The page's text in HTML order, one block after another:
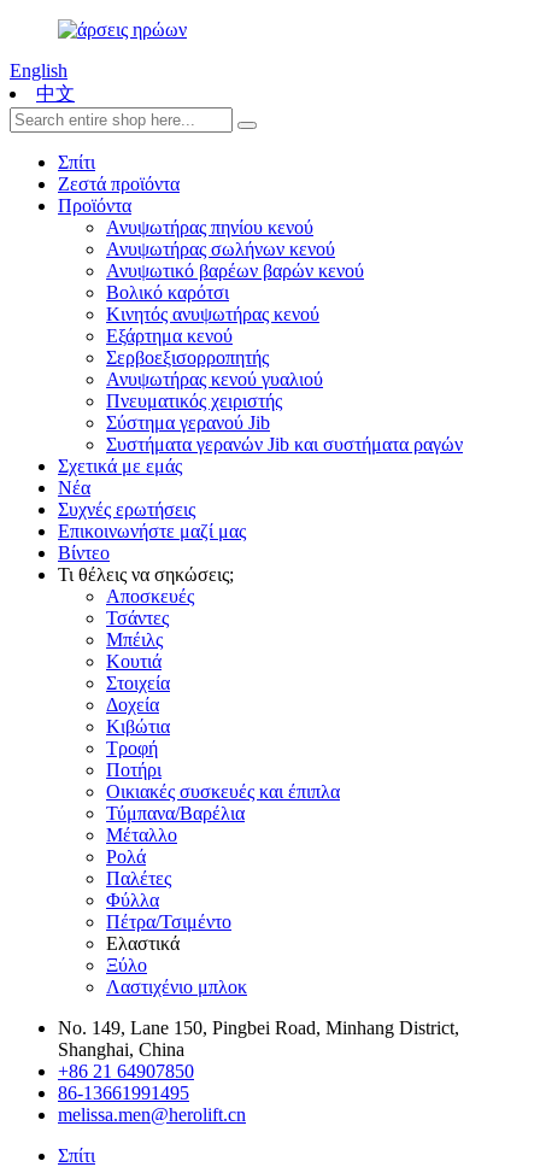
English
中文
Σπίτι
Ζεστά προϊόντα
Προϊόντα
Ανυψωτήρας πηνίου κενού
Ανυψωτήρας σωλήνων κενού
Ανυψωτικό βαρέων βαρών κενού
Βολικό καρότσι
Κινητός ανυψωτήρας κενού
Εξάρτημα κενού
Σερβοεξισορροπητής
Ανυψωτήρας κενού γυαλιού
Πνευματικός χειριστής
Σύστημα γερανού Jib
Συστήματα γερανών Jib και συστήματα ραγών
Σχετικά με εμάς
Νέα
Συχνές ερωτήσεις
Επικοινωνήστε μαζί μας
Βίντεο
Τι θέλεις να σηκώσεις;
Αποσκευές
Τσάντες
Μπέιλς
Κουτιά
Στοιχεία
Δοχεία
Κιβώτια
Τροφή
Ποτήρι
Οικιακές συσκευές και έπιπλα
Τύμπανα/Βαρέλια
Μέταλλο
Ρολά
Παλέτες
Φύλλα
Πέτρα/Τσιμέντο
Ελαστικά
Ξύλο
Λαστιχένιο μπλοκ
No. 149, Lane 150, Pingbei Road, Minhang District,
Shanghai, China
+86 21 64907850
86-13661991495
melissa.men@herolift.cn
Σπίτι